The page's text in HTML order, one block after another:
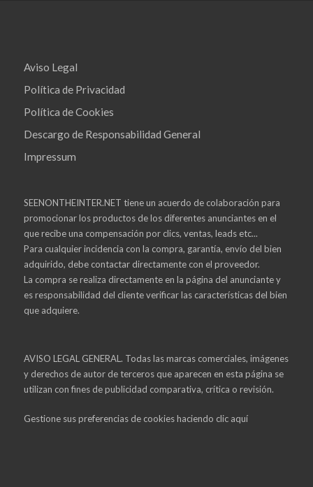
Aviso Legal
Política de Privacidad
Política de Cookies
Descargo de Responsabilidad General
Impressum
SEENONTHEINTER.NET tiene un acuerdo de colaboración para
promocionar los productos de los diferentes anunciantes en el
que recibe una compensación por clics, ventas, leads etc...
Para cualquier incidencia con la compra, garantía, envío del bien
adquirido, debe contactar directamente con el proveedor.
La compra se realiza directamente en la página del anunciante y
es responsabilidad del cliente verificar las características del bien
que adquiere.
AVISO LEGAL GENERAL. Todas las marcas comerciales, imágenes
y derechos de autor de terceros que aparecen en esta página se
utilizan con fines de publicidad comparativa, crítica o revisión.
Gestione sus preferencias de cookies haciendo clic aquí